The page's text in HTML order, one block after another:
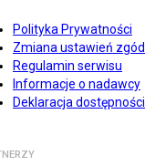
Polityka Prywatności
Zmiana ustawień zgód
Regulamin serwisu
Informacje o nadawcy
Deklaracja dostępności